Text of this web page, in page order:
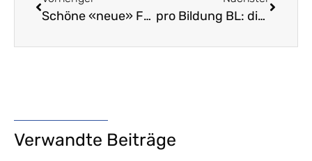
Schöne «neue» Fremdsprachendidaktik – Teil 2: Behauptungen und Repliken pro Bildung BL: die Ziele der LVB-Bildungsinitiativen – Nur gemeinsam können wir Erfolg haben!
Verwandte Beiträge